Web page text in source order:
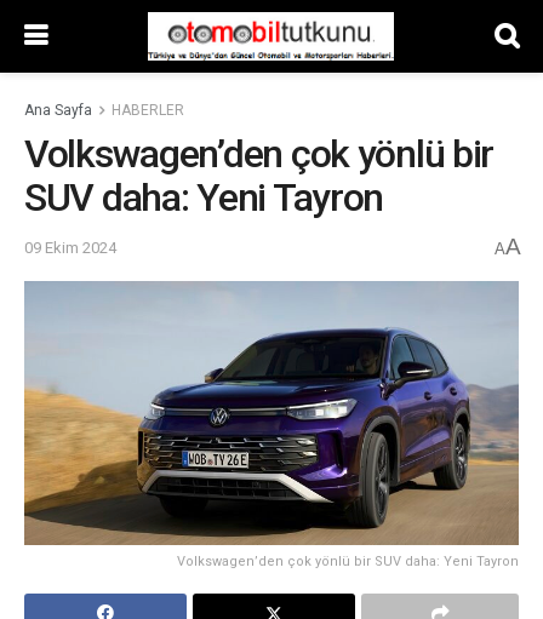
Ana Sayfa HABERLER
Volkswagen’den çok yönlü bir
SUV daha: Yeni Tayron
09 Ekim 2024 AA
Volkswagen’den çok yönlü bir SUV daha: Yeni Tayron